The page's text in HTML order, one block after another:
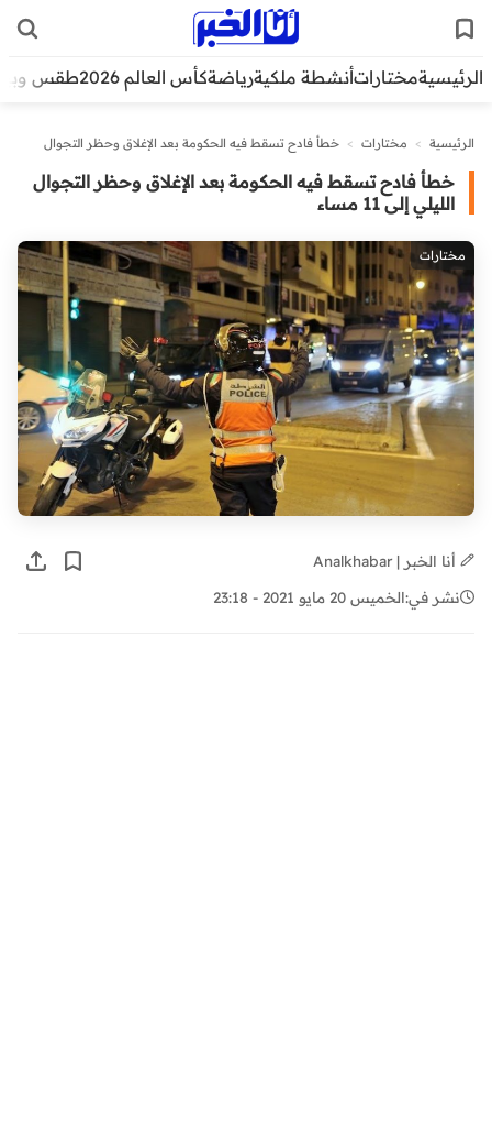
الرئيسيةمختاراتأنشطة ملكيةرياضةكأس العالم 2026 طقس
الرئيسية > مختارات > خطأ فادح تسقط فيه الحكومة بعد الإغلاق وحظر التجوال
خطأ فادح تسقط فيه الحكومة بعد الإغلاق وحظر التجوال
الليلي إلى 11 مساء
مختارات
أنا الخبر | Analkhabar
نشر في:الخميس 20 مايو 2021 - 23:18